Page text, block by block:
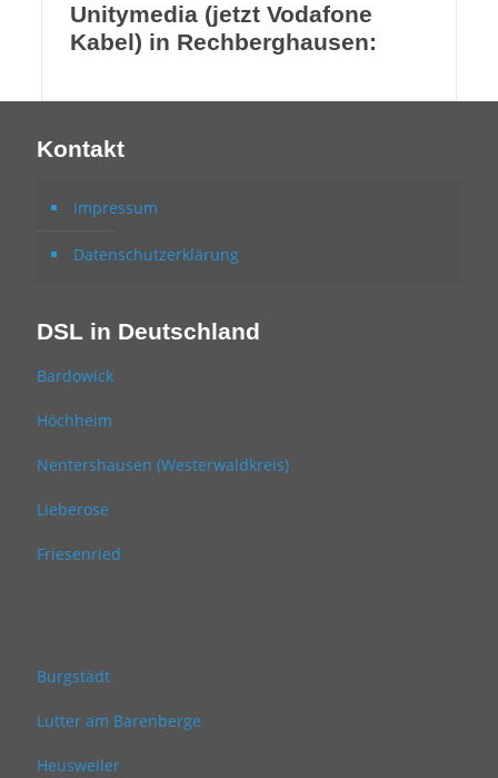
Unitymedia (jetzt Vodafone
Kabel) in Rechberghausen:
Kontakt
Impressum
Datenschutzerklärung
DSL in Deutschland
Bardowick
Höchheim
Nentershausen (Westerwaldkreis)
Lieberose
Friesenried
Burgstädt
Lutter am Barenberge
Heusweiler